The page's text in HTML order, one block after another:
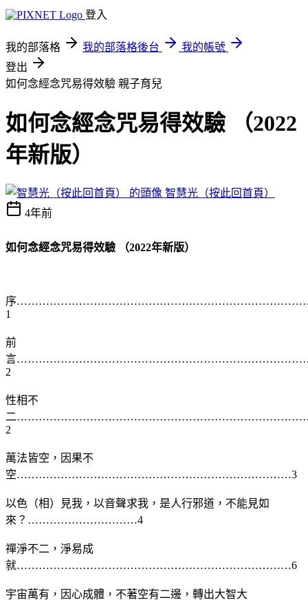
登入
我的部落格 我的部落格後台
我的帳號
登出
如何念經念咒易得效驗 親子育兒
如何念經念咒易得效驗 （2022
年新版）
智慧光（按此回首頁）
4年前
如何念經念咒易得效驗 （2022年新版）
序
1
前
言
2
性相不
二
2
萬法皆空，因果不
空…………………………………………………………………3
以色（相）見我，以音聲求我，是人行邪道，不能見如
來？…………………………4
禪淨不二，淨易成
就…………………………………………………………………6
宇宙萬有，因心成體，不著空有二邊，轉出大智大